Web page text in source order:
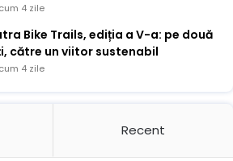
4 zile
Bike Trails, ediția a V-a: pe două
către un viitor sustenabil
4 zile
Recent